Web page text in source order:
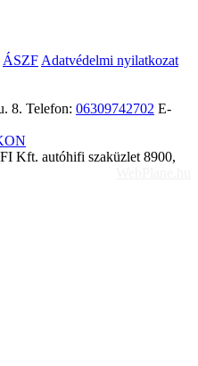
ÁSZF Adatvédelmi nyilatkozat
8. Telefon: 06309742702 E-
Kft. autóhifi szaküzlet 8900,